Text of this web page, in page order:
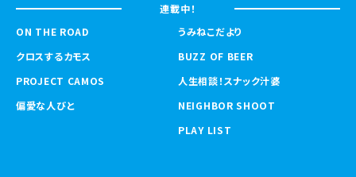
連載中！
ON THE ROAD
クロスするカモス
PROJECT CAMOS
偏愛な人びと
うみねこだより
BUZZ OF BEER
人生相談！スナック汁婆
NEIGHBOR SHOOT
PLAY LIST